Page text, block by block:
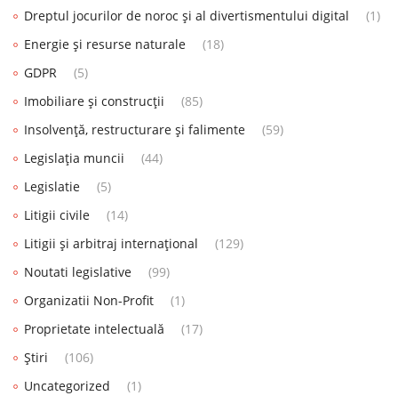
Dreptul jocurilor de noroc și al divertismentului digital
(1)
Energie și resurse naturale
(18)
GDPR
(5)
Imobiliare și construcții
(85)
Insolvență, restructurare și falimente
(59)
Legislația muncii
(44)
Legislatie
(5)
Litigii civile
(14)
Litigii și arbitraj internațional
(129)
Noutati legislative
(99)
Organizatii Non-Profit
(1)
Proprietate intelectuală
(17)
Știri
(106)
Uncategorized
(1)